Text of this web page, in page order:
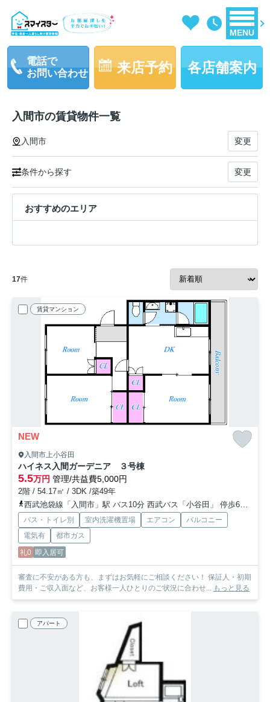
MENU
電話で
お問い合わせ
来店予約 各店舗案内
入間市の賃貸物件一覧
入間市 変更
条件から探す 変更
おすすめのエリア
17件
賃貸マンション
NEW
入間市上小谷田
ハイネス入間ガーデニア ３号棟
5.5万円 管理/共益費5,000円
2階 / 54.17㎡ / 3DK /築49年
西武池袋線「入間市」駅 バス10分 西武バス「小谷田」 停歩6分
バス・トイレ別 室内洗濯機置場 エアコン
バルコニー
電気有
都市ガス
礼0 即入居可
審査に不安がある方も、まずはお気軽にご相談ください！ 保証人・初期
費用・ご収入面など、お客様一人ひとりのご状況に合わせ... もっと見る
アパート